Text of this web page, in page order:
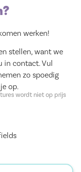
werken!
stellen, want we
in contact. Vul
zo spoedig
op.
wordt niet op prijs